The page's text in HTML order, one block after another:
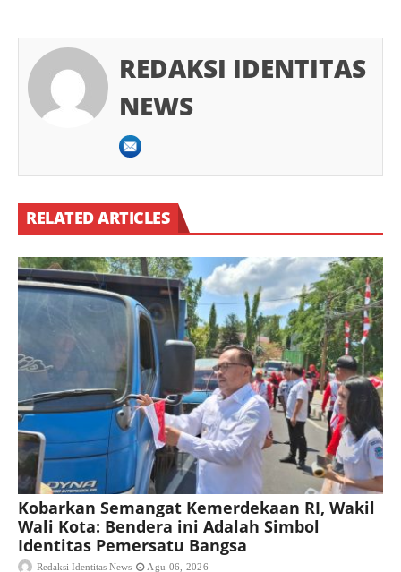
REDAKSI IDENTITAS
NEWS
RELATED ARTICLES
Kobarkan Semangat Kemerdekaan RI, Wakil
Wali Kota: Bendera ini Adalah Simbol
Identitas Pemersatu Bangsa
Redaksi Identitas News Agu 06, 2026